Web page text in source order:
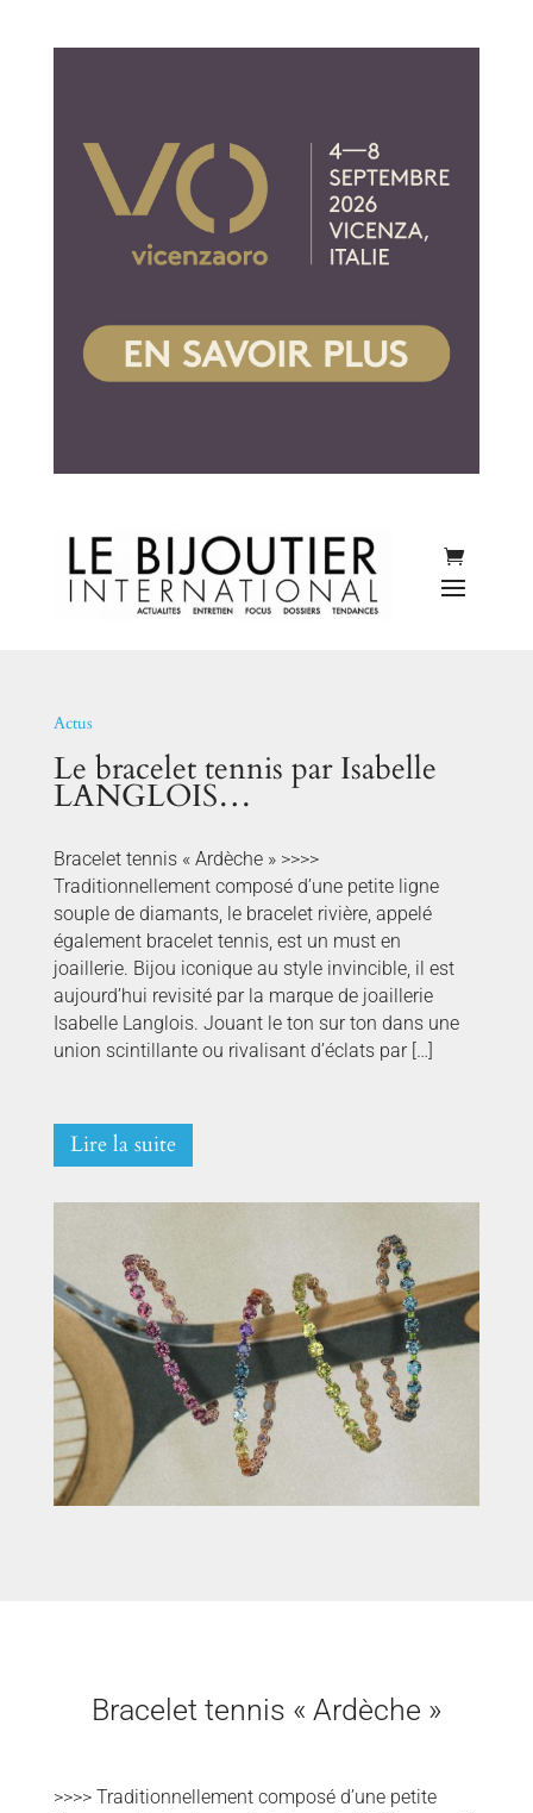
Actus
Le bracelet tennis par Isabelle
LANGLOIS…
Bracelet tennis « Ardèche » >>>>
Traditionnellement composé d’une petite ligne
souple de diamants, le bracelet rivière, appelé
également bracelet tennis, est un must en
joaillerie. Bijou iconique au style invincible, il est
aujourd’hui revisité par la marque de joaillerie
Isabelle Langlois. Jouant le ton sur ton dans une
union scintillante ou rivalisant d’éclats par […]
Lire la suite
Bracelet tennis « Ardèche »
>>>> Traditionnellement composé d’une petite